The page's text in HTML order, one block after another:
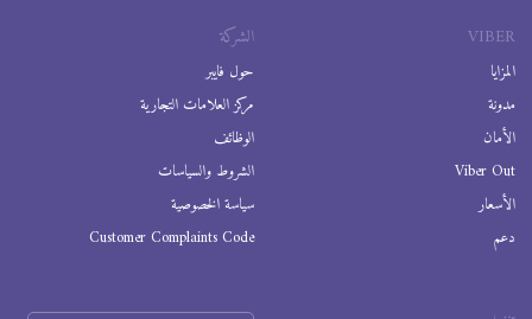
VIBER
المزايا
مدونة
الأمان
Viber Out
الأسعار
دعم
الشركة
حول فايبر
مركز العلامات التجارية
الوظائف
الشروط والسياسات
سياسة الخصوصية
Customer Complaints Code